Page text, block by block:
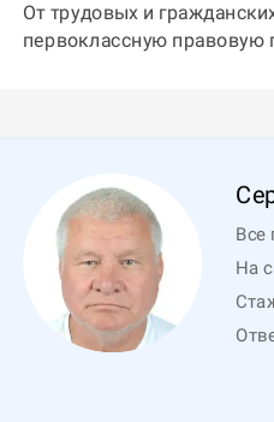
От трудовых и
первоклассную правовую
Все
На